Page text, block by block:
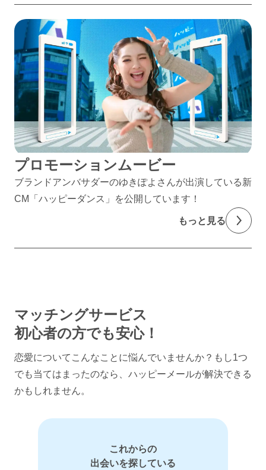
プロモーションムービー
ブランドアンバサダーのゆきぽよさんが出演している新
CM「ハッピーダンス」を公開しています！
もっと見る
マッチングサービス
初心者の方でも安心！
恋愛についてこんなことに悩んでいませんか？ もし1つ
でも当てはまったのなら、ハッピーメールが解決できる
かもしれません。
これからの
出会いを探している